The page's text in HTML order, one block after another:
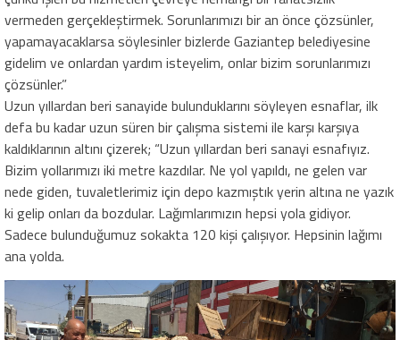
vermeden gerçekleştirmek. Sorunlarımızı bir an önce çözsünler,
yapamayacaklarsa söylesinler bizlerde Gaziantep belediyesine
gidelim ve onlardan yardım isteyelim, onlar bizim sorunlarımızı
çözsünler.”
Uzun yıllardan beri sanayide bulunduklarını söyleyen esnaflar, ilk
defa bu kadar uzun süren bir çalışma sistemi ile karşı karşıya
kaldıklarının altını çizerek; “Uzun yıllardan beri sanayi esnafıyız.
Bizim yollarımızı iki metre kazdılar. Ne yol yapıldı, ne gelen var
nede giden, tuvaletlerimiz için depo kazmıştık yerin altına ne yazık
ki gelip onları da bozdular. Lağımlarımızın hepsi yola gidiyor.
Sadece bulunduğumuz sokakta 120 kişi çalışıyor. Hepsinin lağımı
ana yolda.